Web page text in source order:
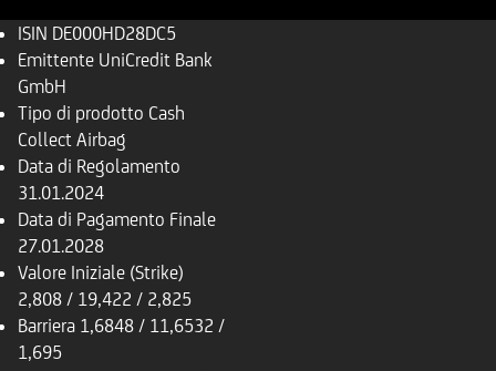
ISIN DE000HD28DC5
Emittente UniCredit Bank
GmbH
Tipo di prodotto Cash
Collect Airbag
Data di Regolamento
31.01.2024
Data di Pagamento Finale
27.01.2028
Valore Iniziale (Strike)
2,808 / 19,422 / 2,825
Barriera 1,6848 / 11,6532 /
1,695